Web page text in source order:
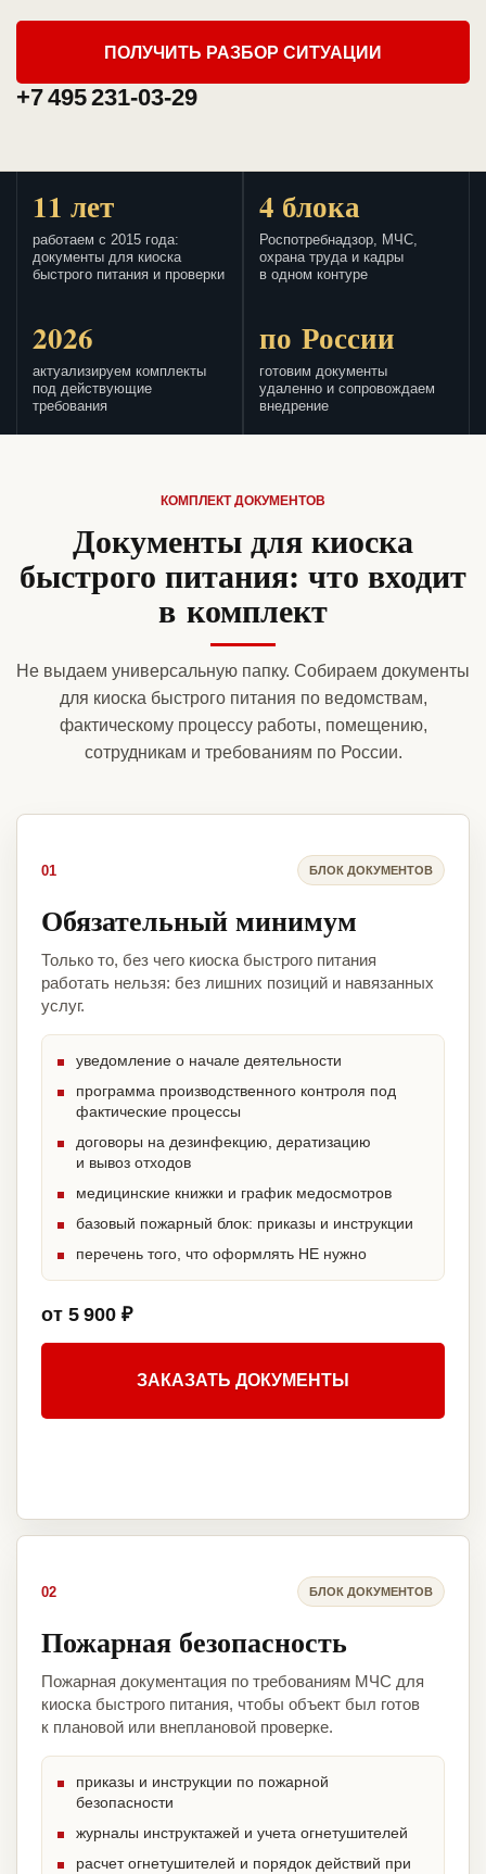
ПОЛУЧИТЬ РАЗБОР СИТУАЦИИ
+7 495 231-03-29
11 лет
работаем с 2015 года:
документы для киоска
быстрого питания и проверки
4 блока
Роспотребнадзор, МЧС,
охрана труда и кадры
в одном контуре
2026
актуализируем комплекты
под действующие
требования
по России
готовим документы
удаленно и сопровождаем
внедрение
КОМПЛЕКТ ДОКУМЕНТОВ
Документы для киоска
быстрого питания: что входит
в комплект
Не выдаем универсальную папку. Собираем документы
для киоска быстрого питания по ведомствам,
фактическому процессу работы, помещению,
сотрудникам и требованиям по России.
01 БЛОК ДОКУМЕНТОВ
Обязательный минимум
Только то, без чего киоска быстрого питания
работать нельзя: без лишних позиций и навязанных
услуг.
уведомление о начале деятельности
программа производственного контроля под
фактические процессы
договоры на дезинфекцию, дератизацию
и вывоз отходов
медицинские книжки и график медосмотров
базовый пожарный блок: приказы и инструкции
перечень того, что оформлять НЕ нужно
от 5 900 ₽
ЗАКАЗАТЬ ДОКУМЕНТЫ
02 БЛОК ДОКУМЕНТОВ
Пожарная безопасность
Пожарная документация по требованиям МЧС для
киоска быстрого питания, чтобы объект был готов
к плановой или внеплановой проверке.
приказы и инструкции по пожарной
безопасности
журналы инструктажей и учета огнетушителей
расчет огнетушителей и порядок действий при